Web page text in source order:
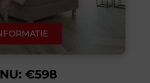
NU: €598